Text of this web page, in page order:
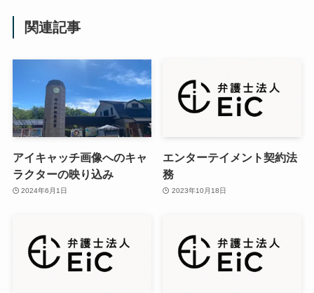
関連記事
アイキャッチ画像へのキャ
ラクターの映り込み
2024年6月1日
エンターテイメント契約法
務
2023年10月18日